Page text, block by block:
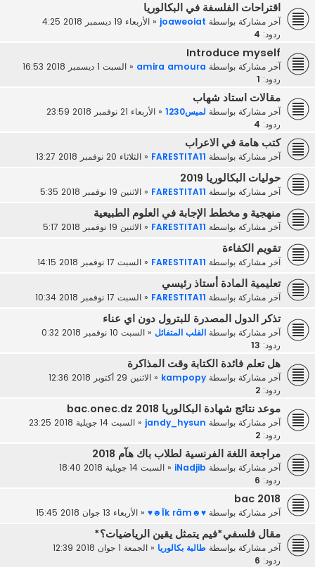
اقتراحات الفلسفة في البكالوريا
آخر مشاركة بواسطة joaweoiat
« الأربعاء 19 ديسمبر 2018 4:25
ردود: 4
Introduce myself
آخر مشاركة بواسطة amira amoura
« السبت 1 ديسمبر 2018 16:53
ردود:
مقالات استاد شهاب
آخر مشاركة بواسطة لميس1230 « الأربعاء 21 نوفمبر 2018 23:59
ردود: 4
كتب هامة في الاعراب
آخر مشاركة بواسطة FARESTITA11
« الثلاثاء 20 نوفمبر 2018 13:27
حوليات البكالوريا 2019
آخر مشاركة بواسطة FARESTITA11
« الاثنين 19 نوفمبر 2018 5:35
منهجية و مخطط الإجابة في العلوم الطبيعية
آخر مشاركة بواسطة FARESTITA11
« الاثنين 19 نوفمبر 2018 5:17
تقويم الكفاءة
آخر مشاركة بواسطة FARESTITA11
« السبت 17 نوفمبر 2018 14:15
تعليمية المادة أستاذ رئيسي
آخر مشاركة بواسطة FARESTITA11
« السبت 17 نوفمبر 2018 10:34
تذكر الدول المصدرة للبترول دون اي عناء
آخر مشاركة بواسطة القلب المتفائل« السبت 10 نوفمبر 2018 0:32
ردود: 13
هل تعلم فائدة الكتابة وقت المذاكرة
آخر مشاركة بواسطة kampopy
« الاثنين 29 أكتوبر 2018 12:36
ردود: 2
موعد نتائج شهادة البكالوريا 2018 bac.onec.dz
آخر مشاركة بواسطة jandy_hysun
« السبت 14 جويلية 2018 23:25
ردود: 2
مراجعة اللغة الفرنسية لطلاب باك هآم 2018
آخر مشاركة بواسطة iNadjib
« السبت 14 جويلية 2018 18:40
ردود: 6
bac 2018
آخر مشاركة بواسطة ♥☻Ïk râm☻♥
« الأربعاء 13 جوان 2018 15:45
مقال فلسفي*فيم يتمثل يقين الرياضيات؟*
آخر مشاركة بواسطة طالبة بكالوريا« الجمعة 1 جوان 2018 12:39
ردود: 6